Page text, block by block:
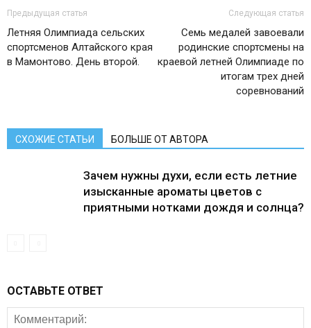
Предыдущая статья
Летняя Олимпиада сельских
спортсменов Алтайского края
в Мамонтово. День второй.
Следующая статья
Семь медалей завоевали
родинские спортсмены на
краевой летней Олимпиаде по
итогам трех дней
соревнований
СХОЖИЕ СТАТЬИ БОЛЬШЕ ОТ АВТОРА
Зачем нужны духи, если есть летние
изысканные ароматы цветов с
приятными нотками дождя и солнца?
ОСТАВЬТЕ ОТВЕТ